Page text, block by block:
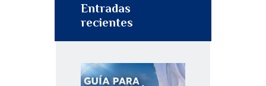
Entradas
recientes